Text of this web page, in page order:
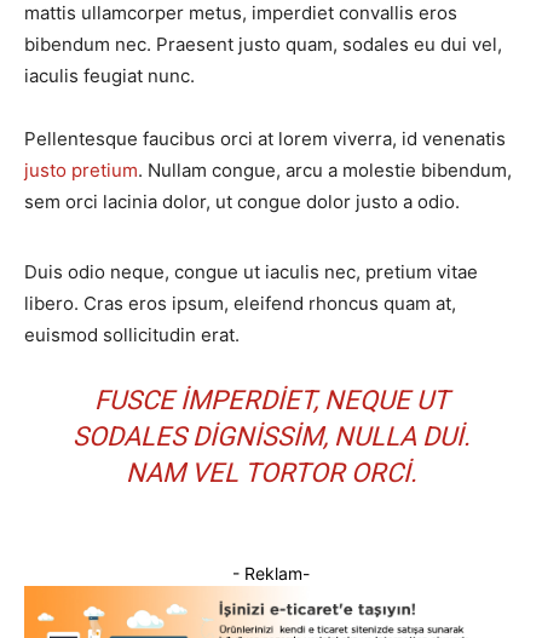
mattis ullamcorper metus, imperdiet convallis eros
bibendum nec. Praesent justo quam, sodales eu dui vel,
iaculis feugiat nunc.
Pellentesque faucibus orci at lorem viverra, id venenatis
justo pretium. Nullam congue, arcu a molestie bibendum,
sem orci lacinia dolor, ut congue dolor justo a odio.
Duis odio neque, congue ut iaculis nec, pretium vitae
libero. Cras eros ipsum, eleifend rhoncus quam at,
euismod sollicitudin erat.
FUSCE IMPERDIET, NEQUE UT
SODALES DIGNISSIM, NULLA DUI.
NAM VEL TORTOR ORCI.
- Reklam-